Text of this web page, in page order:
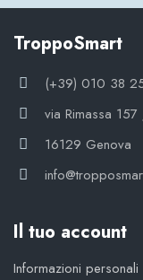
TroppoSmart
(+39) 010 38
via Rimassa
16129 Genova
Il tuo account
Informazioni personali